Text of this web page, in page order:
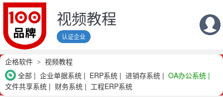
视频教程
认证企业
企格软件
视频教程
全部
企业单据系统 ERP系统 进销存系统
OA办公系统
文件共享系统
财务系统 工程ERP系统